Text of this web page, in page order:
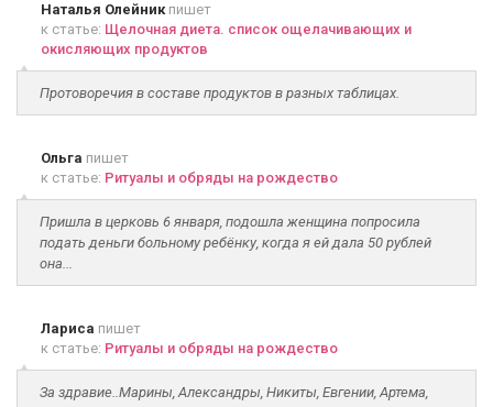
Наталья Олейникпишет
к статье: Щелочная диета. список ощелачивающих и
окисляющих продуктов
Протоворечия в составе продуктов в разных таблицах.
Ольга пишет
к статье: Ритуалы и обряды на рождество
Пришла в церковь 6 января, подошла женщина попросила
подать деньги больному ребёнку, когда я ей дала 50 рублей
она...
Лариса пишет
к статье: Ритуалы и обряды на рождество
За здравие..Марины, Александры, Никиты, Евгении, Артема,